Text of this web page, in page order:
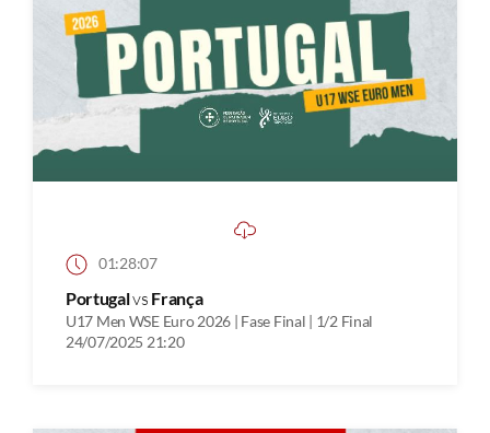
01:28:07
Portugalvs França
U17 Men WSE Euro 2026 | Fase Final | 1/2 Final
24/07/2025 21:20